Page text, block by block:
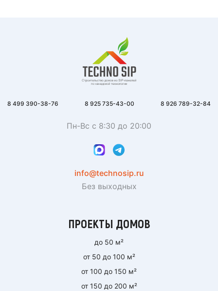
8 499 390-38-76 8 925 735-43-00 8 926 789-32-84
Пн-Вс с 8:30 до 20:00
info@technosip.ru
Без выходных
ПРОЕКТЫ ДОМОВ
до 50 м²
от 50 до 100 м²
от 100 до 150 м²
от 150 до 200 м²